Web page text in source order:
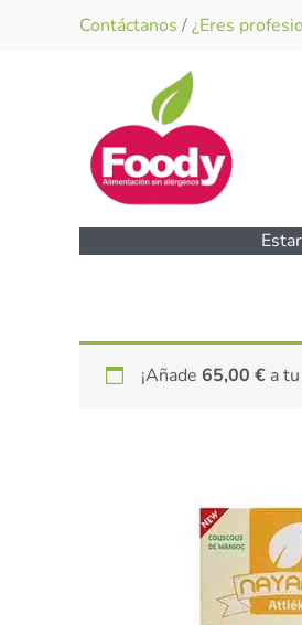
Contáctanos /¿Eres
¡Añade 65,00 € a